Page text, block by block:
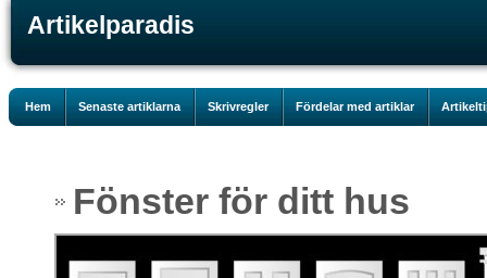
Artikelparadis
Hem Senaste artiklarna Skrivregler Fördelar med artiklar
Fönster för ditt hus